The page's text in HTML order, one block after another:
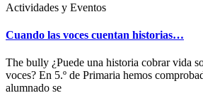
Actividades y Eventos
Cuando las voces cuentan historias…
The bully ¿Puede una historia cobrar vida
voces? En 5.º de Primaria hemos
alumnado se